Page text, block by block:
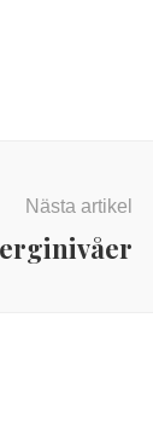
Nästa artikel